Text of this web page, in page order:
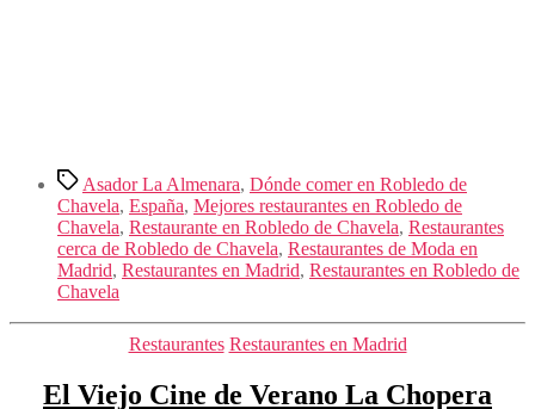
Etiquetas
Asador La Almenara, Dónde comer en Robledo de
Chavela, España, Mejores restaurantes en Robledo de
Chavela, Restaurante en Robledo de Chavela, Restaurantes
cerca de Robledo de Chavela, Restaurantes de Moda en
Madrid, Restaurantes en Madrid, Restaurantes en Robledo de
Chavela
Categorías
Restaurantes Restaurantes en Madrid
El Viejo Cine de Verano La Chopera